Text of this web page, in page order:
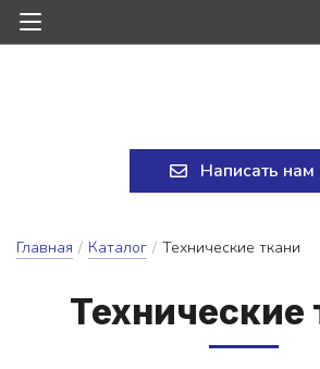
Написать нам
Главная / Каталог / Технические ткани
Тех­ни­чес­кие